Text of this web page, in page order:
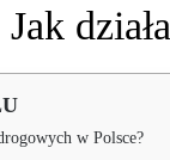
Jak
w Polsce?